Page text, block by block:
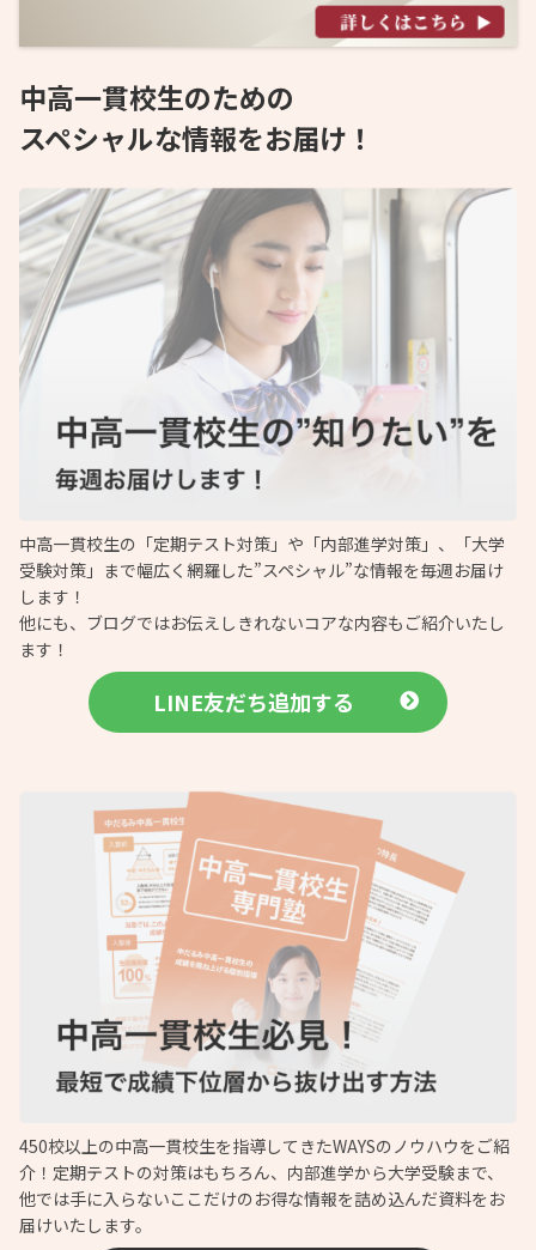
中高一貫校生のための
スペシャルな情報をお届け！
中高一貫校生の「定期テスト対策」や「内部進学対策」、「大学
受験対策」まで幅広く網羅した”スペシャル”な情報を毎週お届け
します！
他にも、ブログではお伝えしきれないコアな内容もご紹介いたし
ます！
LINE友だち追加する
450校以上の中高一貫校生を指導してきたWAYSのノウハウをご紹
介！定期テストの対策はもちろん、内部進学から大学受験まで、
他では手に入らないここだけのお得な情報を詰め込んだ資料をお
届けいたします。